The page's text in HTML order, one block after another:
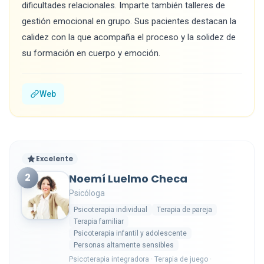
dificultades relacionales. Imparte también talleres de
gestión emocional en grupo. Sus pacientes destacan la
calidez con la que acompaña el proceso y la solidez de
su formación en cuerpo y emoción.
Web
Excelente
2 Noemí Luelmo Checa
Psicóloga
Psicoterapia individual
Terapia de pareja
Terapia familiar
Psicoterapia infantil y adolescente
Personas altamente sensibles
Psicoterapia integradora · Terapia de juego ·